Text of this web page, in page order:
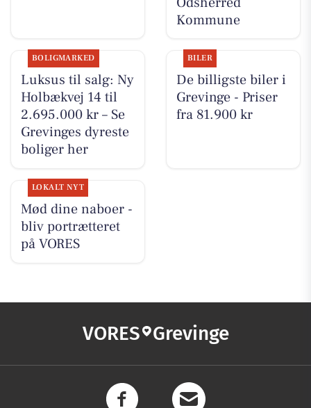
Kommune
BOLIGMARKED
Luksus til salg: Ny
Holbækvej 14 til
2.695.000 kr – Se
Grevinges dyreste
boliger her
BILER
De billigste biler i
Grevinge - Priser
fra 81.900 kr
LOKALT NYT
Mød dine naboer -
bliv portrætteret
på VORES
VORES Grevinge